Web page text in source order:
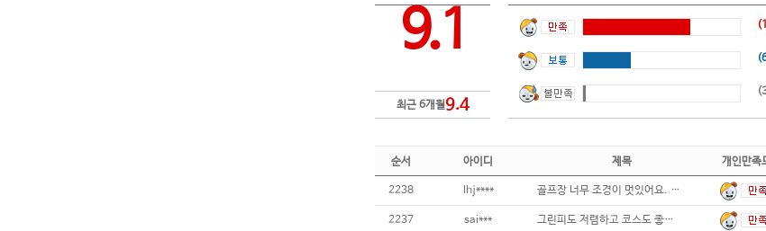
9.1
최근 6개월9.4
순서 아이디 제목 개인만족
2238 lhj**** 골프장 너무 조경이 멋있어요. 여름에도 잔
2237 sai*** 그린피도 저렴하고 코스도 좋은데 날이 더워서